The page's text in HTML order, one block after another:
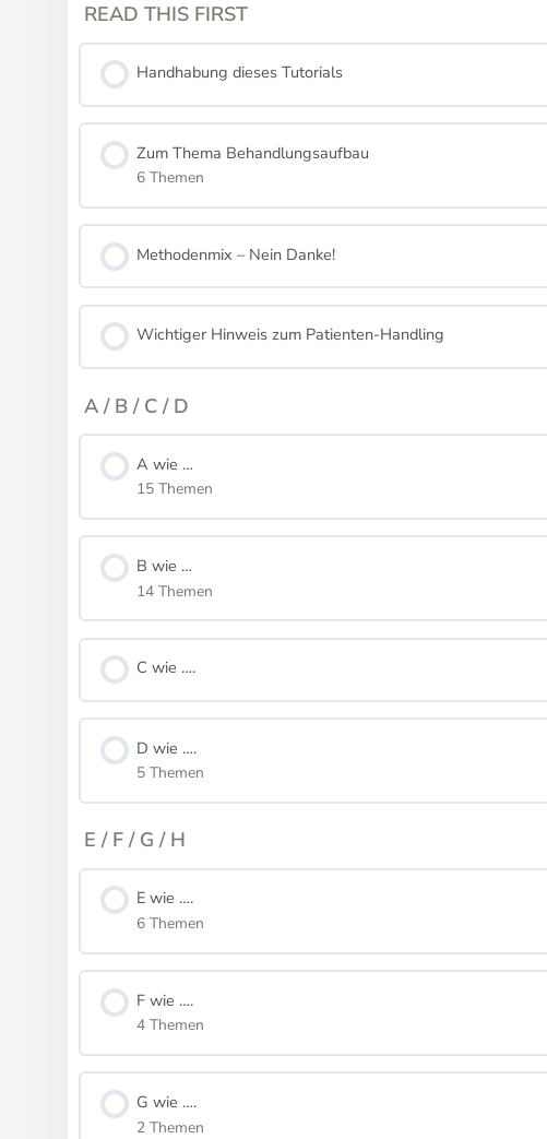
READ THIS FIRST
Handhabung dieses Tutorials
Zum Thema Behandlungsaufbau
6 Themen
Methodenmix – Nein Danke!
Wichtiger Hinweis zum Patienten-Handling
A / B / C / D
A wie …
15 Themen
B wie …
14 Themen
C wie ….
D wie ….
5 Themen
E / F / G / H
E wie ….
6 Themen
F wie ….
4 Themen
G wie ….
2 Themen